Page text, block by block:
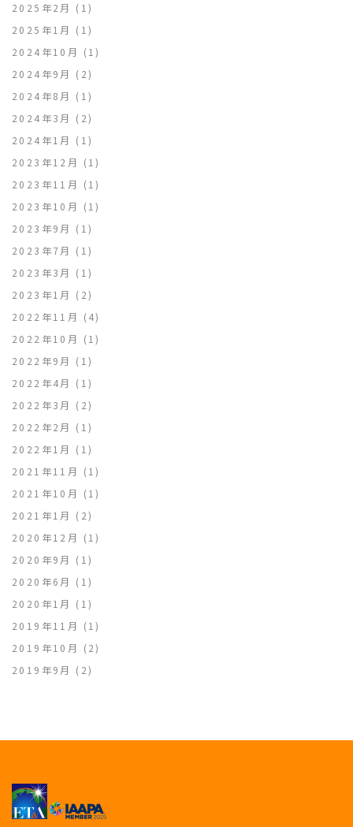
2025年2月
(1)
2025年1月
(1)
2024年10月
(1)
2024年9月
(2)
2024年8月
(1)
2024年3月
(2)
2024年1月
(1)
2023年12月
(1)
2023年11月
(1)
2023年10月
(1)
2023年9月
(1)
2023年7月
(1)
2023年3月
(1)
2023年1月
(2)
2022年11月
(4)
2022年10月
(1)
2022年9月
(1)
2022年4月
(1)
2022年3月
(2)
2022年2月
(1)
2022年1月
(1)
2021年11月
(1)
2021年10月
(1)
2021年1月
(2)
2020年12月
(1)
2020年9月
(1)
2020年6月
(1)
2020年1月
(1)
2019年11月
(1)
2019年10月
(2)
2019年9月
(2)